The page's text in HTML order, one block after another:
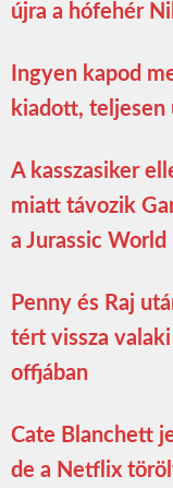
újra a hófehér
Ingyen kapod
kiadott, teljesen
A kasszasiker
miatt távozik
a Jurassic World
Penny és Raj
tért vissza
offjában
Cate Blanchett
de a Netflix